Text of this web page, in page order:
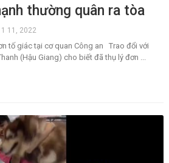
thường quân ra tòa
1 11, 2022
tố giác tại cơ quan Công an Trao đổi với
(Hậu Giang) cho biết đã thụ lý đơn ...